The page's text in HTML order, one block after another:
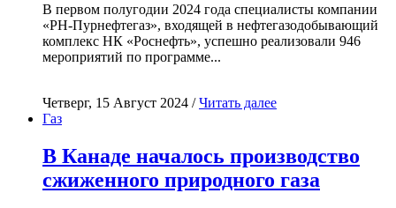
В первом полугодии 2024 года специалисты компании
«РН-Пурнефтегаз», входящей в нефтегазодобывающий
комплекс НК «Роснефть», успешно реализовали 946
мероприятий по программе...
Четверг, 15 Август 2024 /Читать далее
Газ
В Канаде началось производство
сжиженного природного газа